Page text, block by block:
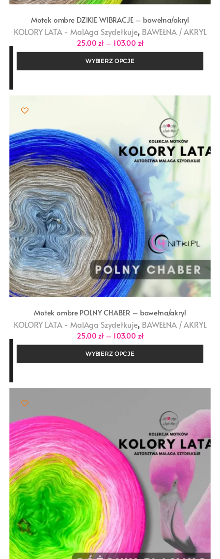
Motek ombre DZIKIE WIBRACJE – bawełna/akryl
KOLORY LATA - MalAga Szydełkuje, BAWEŁNA / AKRYL
25,00 zł – 103,00 złZakres
cen:
do
WYBIERZ OPCJE
Motek ombre POLNY CHABER – bawełna/akryl
KOLORY LATA - MalAga Szydełkuje, BAWEŁNA / AKRYL
25,00zł – 103,00 złZakres
cen:
do
WYBIERZ OPCJE